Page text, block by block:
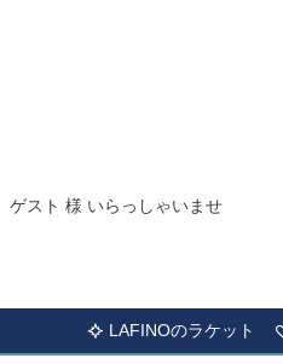
ゲスト 様 いらっしゃいませ
LAFINOのラケット